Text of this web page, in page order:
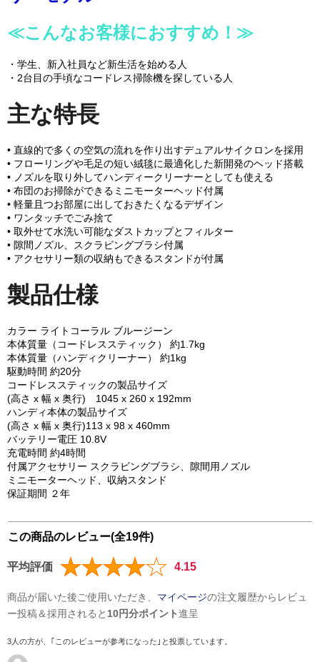
≪こんなお客様におすすめ！≫
・学生、新入社員など新生活を始める人
・2台目の手頃なコードレス掃除機を探している人
主な特長
• 直線的で多くの空気の流れを作り出すデュアルサイクロンを採用
• フローリングや毛足の短い絨毯に最適化した新開発のヘッド搭載
• ノズルを取り外してハンディークリーナーとしても使える
• 布団のお掃除ができるミニモーターヘッド付属
• 軽量且つお部屋に出しておきたくなるデザイン
• ワンタッチでごみ捨て
• 取外せて水洗い可能なダストカップとフィルター
• 隙間ノズル、スクラビングブラシ付属
• アクセサリー類の収納もできるスタンドが付属
製品仕様
カラー ライトコーラル ブルージーン
本体質量（コードレススティック） 約1.7kg
本体質量（ハンディクリーナー） 約1kg
駆動時間 約20分
コードレススティックの製品サイズ
(高さ x 幅 x 奥行) 1045 x 260 x 192mm
ハンディ本体の製品サイズ
(高さ x 幅 x 奥行)113 x 98 x 460mm
バッテリー電圧 10.8V
充電時間 約4時間
付属アクセサリー スクラビングブラシ、隙間用ノズル
ミニモーターヘッド、収納スタンド
保証期間 ２年
この商品のレビュー(全19件)
平均評価 4.15
商品が届いた後ご使用いただき、 マイページの注文履歴からレビュ
ー投稿＆採用されると 10円分ポイント進呈
3人の方が、｢このレビューが参考になった｣と投票しています。